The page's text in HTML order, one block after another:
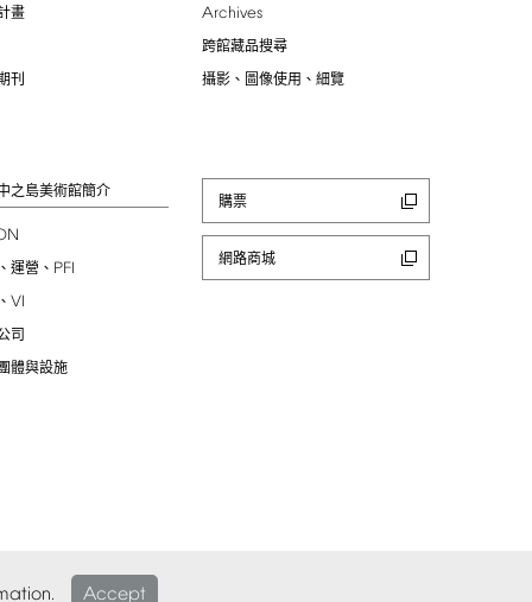
Accept
畫
刊
Archives
跨館藏品搜尋
攝影、圖像使用、細覽
之島美術館簡介
運營、 PFI
VI
司
體與設施
購票
網路商城